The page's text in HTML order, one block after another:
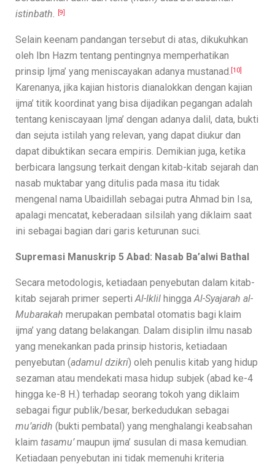
istinbath.
[9]
Selain keenam pandangan tersebut di atas, dikukuhkan
oleh Ibn Hazm tentang pentingnya memperhatikan
prinsip Ijma’ yang meniscayakan adanya mustanad.
[10]
Karenanya, jika kajian historis dianalokkan dengan kajian
ijma’ titik koordinat yang bisa dijadikan pegangan adalah
tentang keniscayaan Ijma’ dengan adanya dalil, data, bukti
dan sejuta istilah yang relevan, yang dapat diukur dan
dapat dibuktikan secara empiris. Demikian juga, ketika
berbicara langsung terkait dengan kitab-kitab sejarah dan
nasab muktabar yang ditulis pada masa itu tidak
mengenal nama Ubaidillah sebagai putra Ahmad bin Isa,
apalagi mencatat, keberadaan silsilah yang diklaim saat
ini sebagai bagian dari garis keturunan suci.
Supremasi Manuskrip 5 Abad: Nasab Ba’alwi Bathal
Secara metodologis, ketiadaan penyebutan dalam kitab-
kitab sejarah primer seperti Al-Iklil hingga Al-Syajarah al-
Mubarakah merupakan pembatal otomatis bagi klaim
ijma’ yang datang belakangan. Dalam disiplin ilmu nasab
yang menekankan pada prinsip historis, ketiadaan
penyebutan (adamul dzikri) oleh penulis kitab yang hidup
sezaman atau mendekati masa hidup subjek (abad ke-4
hingga ke-8 H.) terhadap seorang tokoh yang diklaim
sebagai figur publik/besar, berkedudukan sebagai
mu’aridh (bukti pembatal) yang menghalangi keabsahan
klaim tasamu’maupun ijma’ susulan di masa kemudian.
Ketiadaan penyebutan ini tidak memenuhi kriteria